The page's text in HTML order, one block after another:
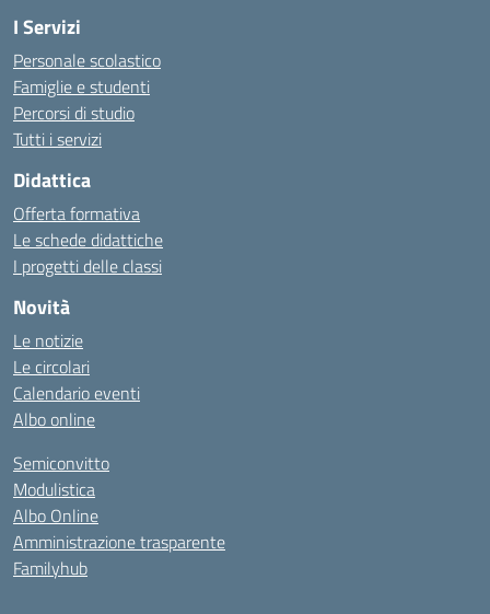
I Servizi
Personale scolastico
Famiglie e studenti
Percorsi di studio
Tutti i servizi
Didattica
Offerta formativa
Le schede didattiche
I progetti delle classi
Novità
Le notizie
Le circolari
Calendario eventi
Albo online
Semiconvitto
Modulistica
Albo Online
Amministrazione trasparente
Familyhub